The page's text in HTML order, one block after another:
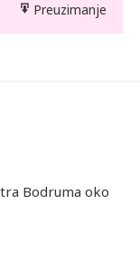
Preuzimanje
Bodruma oko